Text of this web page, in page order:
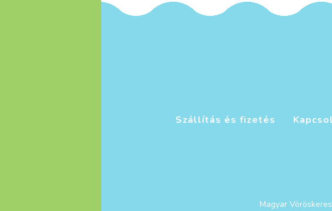
Szállítás és fizetés
Magyar